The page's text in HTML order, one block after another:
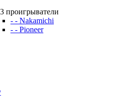
проигрыватели
- - Nakamichi
- - Pioneer